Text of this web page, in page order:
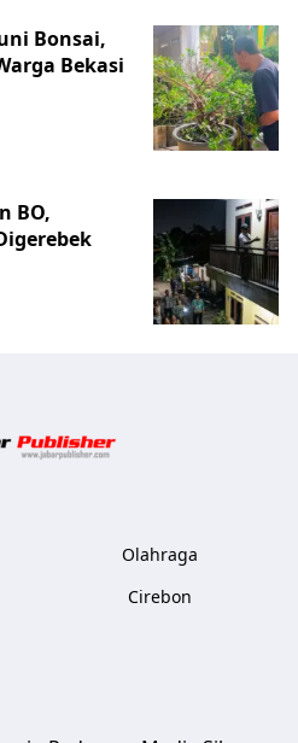
Bonsai,
Bekasi
BO,
Olahraga
Cirebon